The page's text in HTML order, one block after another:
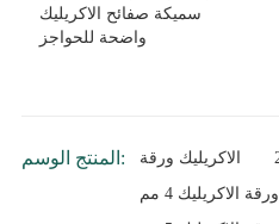
سميكة صفائح الاكريليك
واضحة للحواجز
المنتج الوسم: الاكريليك ورقة
ورقة الاكريليك 4 مم